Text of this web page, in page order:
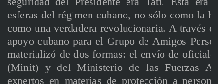
esferas del régimen cubano, no sólo como la
como una verdadera revolucionaria. A través
apoyo cubano para el Grupo de Amigos
materializó de dos formas: el envío de
(Minit) y del Ministerio de las Fuerzas
expertos en materias de protección a